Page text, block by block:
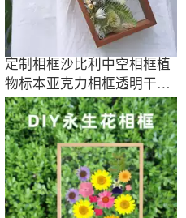
定制相框沙比利中空相框植
物标本亚克力相框透明干花
摆台ins相框